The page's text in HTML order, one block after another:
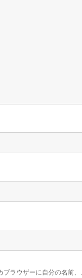
ラウザーに自分の名前